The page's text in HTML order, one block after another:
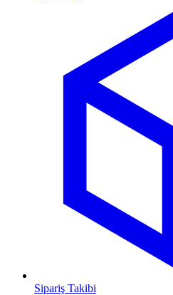
Sipariş Takibi